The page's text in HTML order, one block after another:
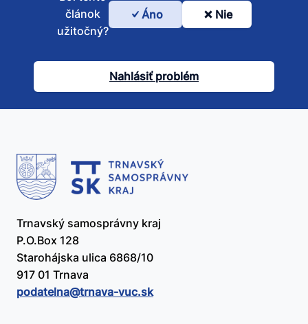
Bol
článok
užitočný?
článok
užitočný?
Áno Nie
Nahlásiť problém
Trnavský samosprávny kraj
P.O.Box 128
Starohájska ulica 6868/10
917 01 Trnava
podatelna@​trnava-vuc.sk